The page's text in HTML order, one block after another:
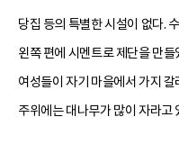
당집 등의 특별한 시설이 없다.
왼쪽 편에 시멘트로 제단을 만
여성들이 자기 마을에서 가지
주위에는 대나무가 많이 자라고